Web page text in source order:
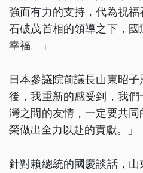
強而有力的支持，代為祝
石破茂首相的領導之下，
幸福。」
日本參議院前議長山東昭
後，我重新的感受到，我
灣之間的友情，一定要共
榮做出全力以赴的貢獻。」
針對賴總統的國慶談話，